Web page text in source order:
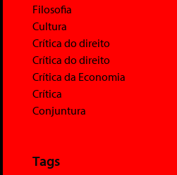
Filosofia
Cultura
Crítica do direito
Crítica do direito
Crítica da Economia
Crítica
Conjuntura
Tags